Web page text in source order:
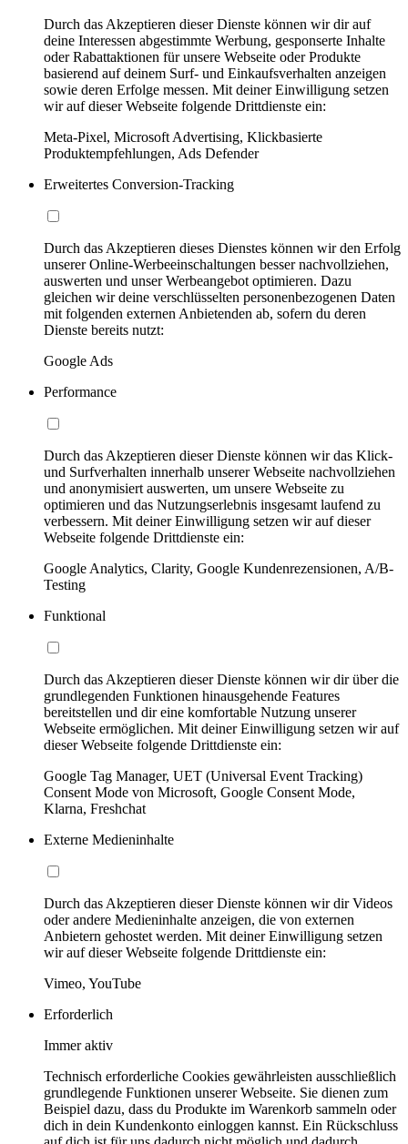
Durch das Akzeptieren dieser Dienste können wir dir auf
deine Interessen abgestimmte Werbung, gesponserte Inhalte
oder Rabattaktionen für unsere Webseite oder Produkte
basierend auf deinem Surf- und Einkaufsverhalten anzeigen
sowie deren Erfolge messen. Mit deiner Einwilligung setzen
wir auf dieser Webseite folgende Drittdienste ein:
Meta-Pixel, Microsoft Advertising, Klickbasierte
Produktempfehlungen, Ads Defender
Erweitertes Conversion-Tracking
Durch das Akzeptieren dieses Dienstes können wir den Erfolg
unserer Online-Werbeeinschaltungen besser nachvollziehen,
auswerten und unser Werbeangebot optimieren. Dazu
gleichen wir deine verschlüsselten personenbezogenen Daten
mit folgenden externen Anbietenden ab, sofern du deren
Dienste bereits nutzt:
Google Ads
Performance
Durch das Akzeptieren dieser Dienste können wir das Klick-
und Surfverhalten innerhalb unserer Webseite nachvollziehen
und anonymisiert auswerten, um unsere Webseite zu
optimieren und das Nutzungserlebnis insgesamt laufend zu
verbessern. Mit deiner Einwilligung setzen wir auf dieser
Webseite folgende Drittdienste ein:
Google Analytics, Clarity, Google Kundenrezensionen, A/B-
Testing
Funktional
Durch das Akzeptieren dieser Dienste können wir dir über die
grundlegenden Funktionen hinausgehende Features
bereitstellen und dir eine komfortable Nutzung unserer
Webseite ermöglichen. Mit deiner Einwilligung setzen wir auf
dieser Webseite folgende Drittdienste ein:
Google Tag Manager, UET (Universal Event Tracking)
Consent Mode von Microsoft, Google Consent Mode,
Klarna, Freshchat
Externe Medieninhalte
Durch das Akzeptieren dieser Dienste können wir dir Videos
oder andere Medieninhalte anzeigen, die von externen
Anbietern gehostet werden. Mit deiner Einwilligung setzen
wir auf dieser Webseite folgende Drittdienste ein:
Vimeo, YouTube
Erforderlich
Immer aktiv
Technisch erforderliche Cookies gewährleisten ausschließlich
grundlegende Funktionen unserer Webseite. Sie dienen zum
Beispiel dazu, dass du Produkte im Warenkorb sammeln oder
dich in dein Kundenkonto einloggen kannst. Ein Rückschluss